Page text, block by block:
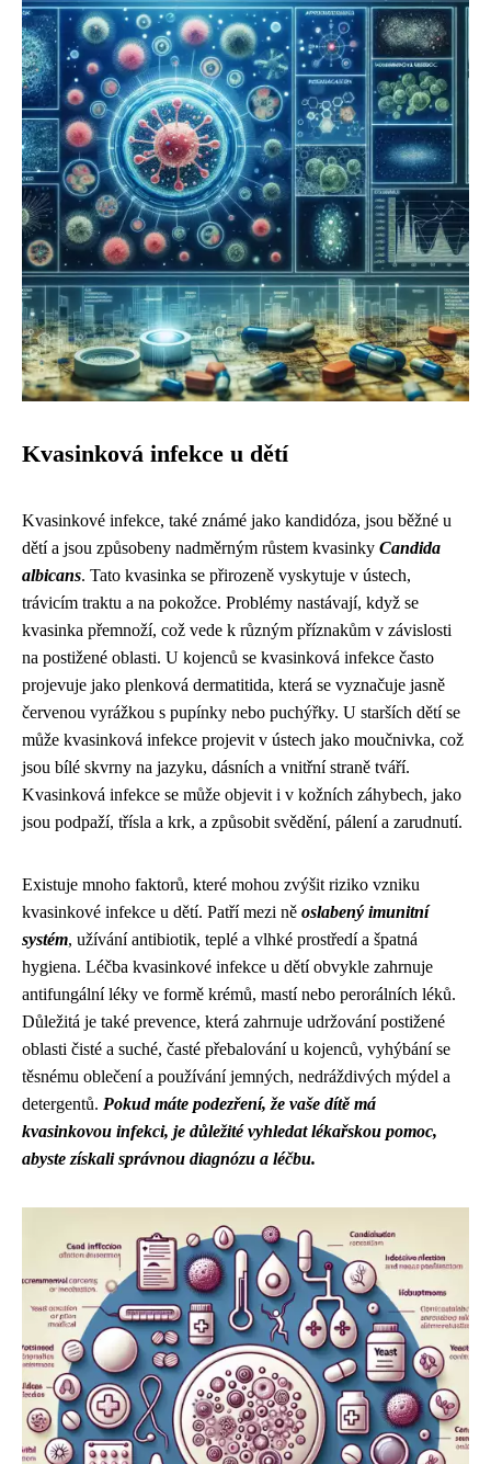
Kvasinková infekce u dětí
Kvasinkové infekce, také známé jako kandidóza, jsou běžné u
dětí a jsou způsobeny nadměrným růstem kvasinky Candida
albicans. Tato kvasinka se přirozeně vyskytuje v ústech,
trávicím traktu a na pokožce. Problémy nastávají, když se
kvasinka přemnoží, což vede k různým příznakům v závislosti
na postižené oblasti. U kojenců se kvasinková infekce často
projevuje jako plenková dermatitida, která se vyznačuje jasně
červenou vyrážkou s pupínky nebo puchýřky. U starších dětí se
může kvasinková infekce projevit v ústech jako moučnivka, což
jsou bílé skvrny na jazyku, dásních a vnitřní straně tváří.
Kvasinková infekce se může objevit i v kožních záhybech, jako
jsou podpaží, třísla a krk, a způsobit svědění, pálení a zarudnutí.
Existuje mnoho faktorů, které mohou zvýšit riziko vzniku
kvasinkové infekce u dětí. Patří mezi ně oslabený imunitní
systém, užívání antibiotik, teplé a vlhké prostředí a špatná
hygiena. Léčba kvasinkové infekce u dětí obvykle zahrnuje
antifungální léky ve formě krémů, mastí nebo perorálních léků.
Důležitá je také prevence, která zahrnuje udržování postižené
oblasti čisté a suché, časté přebalování u kojenců, vyhýbání se
těsnému oblečení a používání jemných, nedráždivých mýdel a
detergentů. Pokud máte podezření, že vaše dítě má
kvasinkovou infekci, je důležité vyhledat lékařskou pomoc,
abyste získali správnou diagnózu a léčbu.